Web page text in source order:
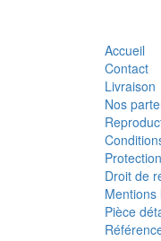
Accueil
Contact
Livraison
Nos
Droit de
Mentions
Pièce